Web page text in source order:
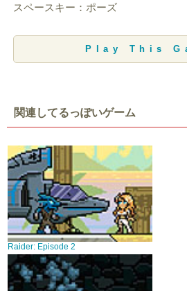
スペースキー：ポーズ
Play This
関連してるっぽいゲーム
Raider: Episode 2